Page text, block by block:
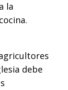
la
debe